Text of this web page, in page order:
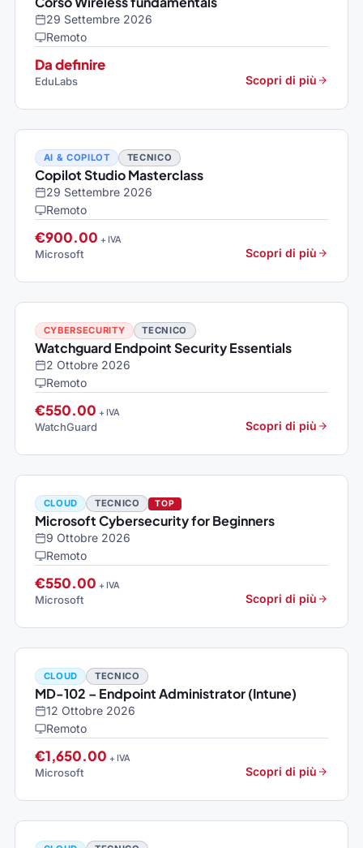
29 Settembre 2026
Remoto
Da definire
EduLabs Scopri di più
AI & COPILOT TECNICO
Copilot Studio Masterclass
29 Settembre 2026
Remoto
€900.00 + IVA
Microsoft Scopri di più
CYBERSECURITY TECNICO
Watchguard Endpoint Security Essentials
2 Ottobre 2026
Remoto
€550.00 + IVA
WatchGuard Scopri di più
CLOUD TECNICO TOP
Microsoft Cybersecurity for Beginners
9 Ottobre 2026
Remoto
€550.00 + IVA
Microsoft Scopri di più
CLOUD TECNICO
MD-102 – Endpoint Administrator (Intune)
12 Ottobre 2026
Remoto
€1,650.00 + IVA
Microsoft Scopri di più